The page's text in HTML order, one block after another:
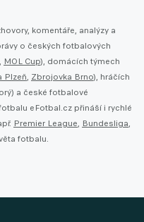
komentáře, analýzy a
o českých fotbalových
, MOL Cup), domácích týmech
Plzeň, Zbrojovka Brno), hráčích
a české fotbalové
eFotbal.cz přináší i rychlé
Premier League, Bundesliga,
fotbalu.